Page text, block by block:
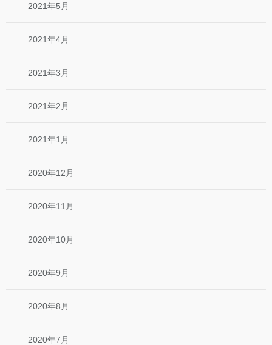
2021年5月
2021年4月
2021年3月
2021年2月
2021年1月
2020年12月
2020年11月
2020年10月
2020年9月
2020年8月
2020年7月